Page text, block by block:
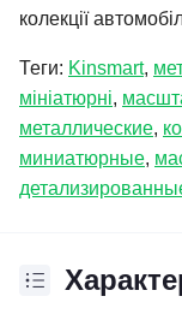
колекції
Теги: Kinsmart,
мініатюрні,
металлические,
миниатюрные,